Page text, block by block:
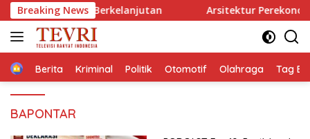
Langsung
ke
konten
Breaking News
Berkelanjutan Arsitektur Perekonomian Abad ke-
HomeBerita Kriminal Politik Otomotif Olahraga Tag
BAPONTAR